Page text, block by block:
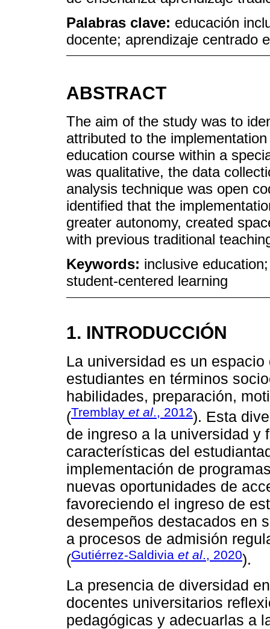
Palabras clave: educación
docente; aprendizaje centrado
ABSTRACT
The aim of the study was to
attributed to the
education course within a
was qualitative, the data
analysis technique was open
identified that the
greater autonomy, created
with previous traditional
Keywords: inclusive
student-centered learning
1. INTRODUCCIÓN
La universidad es un
estudiantes en términos
habilidades, preparación,
(Tremblay et al., 2012). Esta
de ingreso a la universidad y
características del
implementación de
nuevas oportunidades de
favoreciendo el ingreso de
desempeños destacados en
a procesos de admisión
(Gutiérrez-Saldivia et al., 2020).
La presencia de diversidad
docentes universitarios
pedagógicas y adecuarlas a